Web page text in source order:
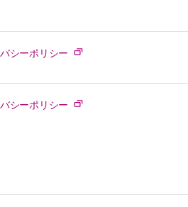
シーポリシー
シーポリシー